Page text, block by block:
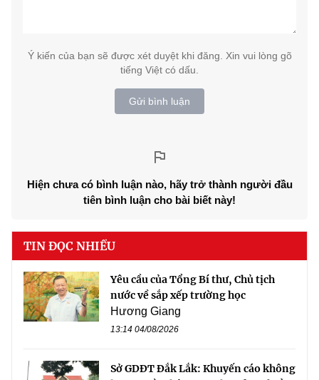
Ý kiến của bạn sẽ được xét duyệt khi đăng. Xin vui lòng gõ
tiếng Việt có dấu.
Gửi bình luận
Hiện chưa có bình luận nào, hãy trở thành người đầu
tiên bình luận cho bài biết này!
TIN ĐỌC NHIỀU
Yêu cầu của Tổng Bí thư, Chủ tịch
nước về sắp xếp trường học
Hương Giang
13:14 04/08/2026
Sở GDĐT Đắk Lắk: Khuyến cáo không